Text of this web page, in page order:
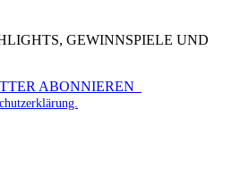
GEWINNSPIELE UND
ABONNIEREN